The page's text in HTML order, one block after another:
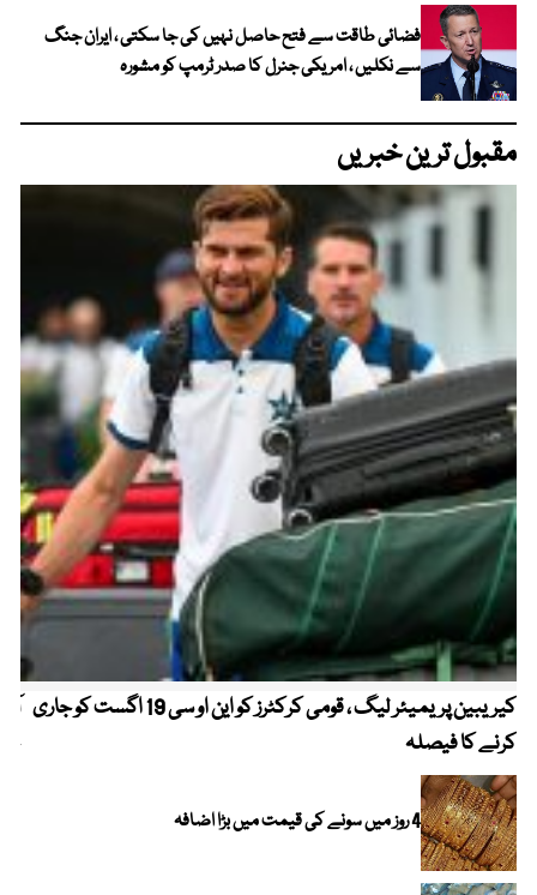
فضائی طاقت سے فتح حاصل نہیں کی جا سکتی ، ایران جنگ
سے نکلیں ، امریکی جنرل کا صدر ٹرمپ کو مشورہ
مقبول ترین خبریں
کیریبین پریمیئر لیگ ، قومی کرکٹرز کو این او سی 19 اگست کو جاری
کرنے کا فیصلہ
4 روز میں سونے کی قیمت میں بڑا اضافہ